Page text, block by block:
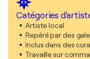
Catégories
Artiste local
Repéré par des
Inclus dans des
Travaille sur